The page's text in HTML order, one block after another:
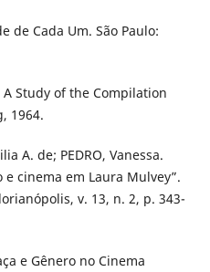
de Cada Um. São Paulo:
A Study of the Compilation
1964.
A. de; PEDRO, Vanessa.
cinema em Laura Mulvey”.
v. 13, n. 2, p. 343-
e Gênero no Cinema